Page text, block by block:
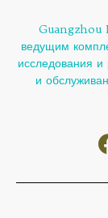
Guangzhou
ведущим
исследования и
и